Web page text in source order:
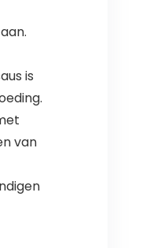
is
van